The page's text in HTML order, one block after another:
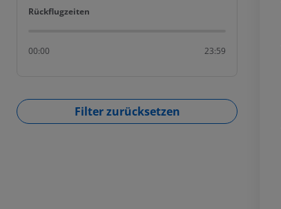
Rückflugzeiten
Rückflugzeiten
00:00 23:59
Filter zurücksetzen